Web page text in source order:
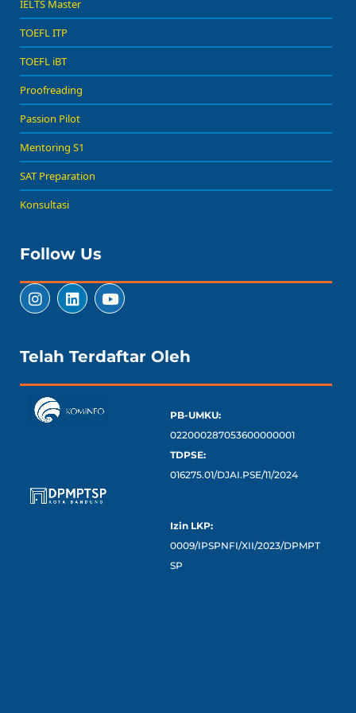
IELTS Master
TOEFL ITP
TOEFL iBT
Proofreading
Passion Pilot
Mentoring S1
SAT Preparation
Konsultasi
Follow Us
Telah Terdaftar Oleh
PB-UMKU:
022000287053600000001
TDPSE:
016275.01/DJAI.PSE/11/2024
Izin LKP:
0009/IPSPNFI/XII/2023/DPMPT
SP